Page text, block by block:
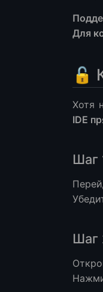
Для
🔓
Хотя
IDE
Шаг
Шаг